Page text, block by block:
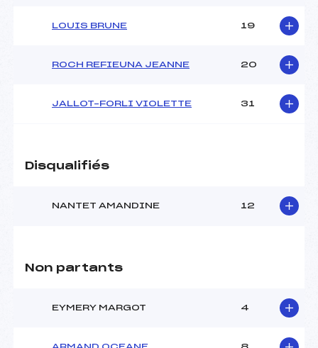
LOUIS BRUNE 19
ROCH REFIEUNA JEANNE 20
JALLOT–FORLI VIOLETTE 31
Disqualifiés
NANTET AMANDINE 12
Non partants
EYMERY MARGOT 4